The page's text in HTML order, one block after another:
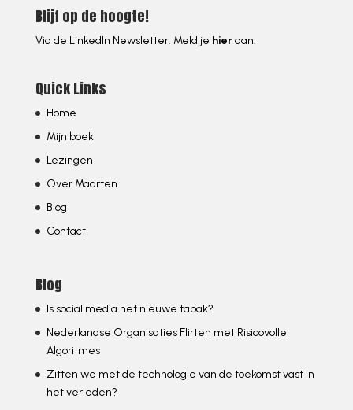
Blijf op de hoogte!
Via de LinkedIn Newsletter. Meld je hieraan.
Quick Links
Home
Mijn boek
Lezingen
Over Maarten
Blog
Contact
Blog
Is social media het nieuwe tabak?
Nederlandse Organisaties Flirten met Risicovolle
Algoritmes
Zitten we met de technologie van de toekomst vast in
het verleden?